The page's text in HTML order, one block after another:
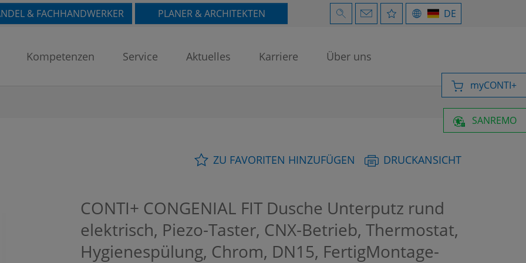
& FACHHANDWERKER PLANER & ARCHITEKTEN DE
Kompetenzen Service Aktuelles Karriere Über uns
SANREMO
myCONTI+
ZU FAVORITEN HINZUFÜGEN DRUCKANSICHT
CONTI+ CONGENIAL FIT Dusche Unterputz rund
elektrisch, Piezo-Taster, CNX-Betrieb, Thermostat,
Hygienespülung, Chrom, DN15, FertigMontage-